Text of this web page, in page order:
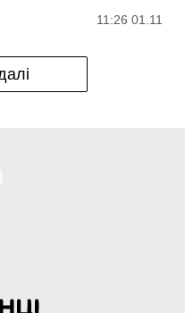
11:26 01.11